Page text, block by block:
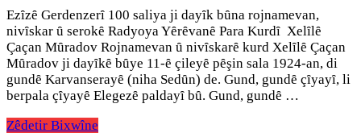
için
Ezȋzȇ Gerdenzerȋ 100 saliya ji dayȋk bȗna rojnamevan,
nivȋskar ȗ serokȇ Radyoya Yȇrȇvanȇ Para Kurdȋ Xelȋlȇ
Çaçan Mȗradov Rojnamevan ȗ nivȋskarȇ kurd Xelȋlȇ Çaçan
Mȗradov ji dayȋkȇ bȗye 11-ȇ çileyȇ pȇşin sala 1924-an, di
gundȇ Karvanserayȇ (niha Sedȗn) de. Gund, gundȇ çȋyayȋ, li
berpala çȋyayȇ Elegezȇ paldayȋ bȗ. Gund, gundȇ …
Zêdetir Bixwîne